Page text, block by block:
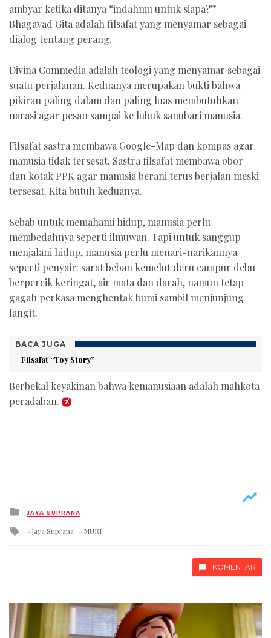
ambyar ketika ditanya “indahmu untuk siapa?”
Bhagavad Gita adalah filsafat yang menyamar sebagai
dialog tentang perang.
Divina Commedia adalah teologi yang menyamar sebagai
suatu perjalanan. Keduanya merupakan bukti bahwa
pikiran paling dalam dan paling luas membutuhkan
narasi agar pesan sampai ke lubuk sanubari manusia.
Filsafat sastra membawa Google-Map dan kompas agar
manusia tidak tersesat. Sastra filsafat membawa obor
dan kotak PPK agar manusia berani terus berjalan meski
tersesat. Kita butuh keduanya.
Sebab untuk memahami hidup, manusia perlu
membedahnya seperti ilmuwan. Tapi untuk sanggup
menjalani hidup, manusia perlu menari-narikannya
seperti penyair: sarat beban kemelut deru campur debu
berpercik keringat, air mata dan darah, namun tetap
gagah perkasa menghentak bumi sambil menjunjung
langit.
BACA JUGA
Filsafat “Toy Story”
Berbekal keyakinan bahwa kemanusiaan adalah mahkota
peradaban.
Posted
in
JAYA SUPRANA
Tagged
with
Jaya Suprana MURI
KOMENTAR